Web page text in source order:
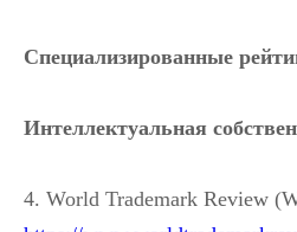
Специализированные
Интеллектуальная
4. World Trademark Review